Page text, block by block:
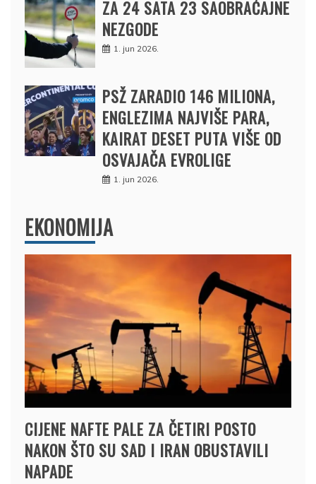
ZA 24 SATA 23 SAOBRAĆAJNE
NEZGODE
1. jun 2026.
PSŽ ZARADIO 146 MILIONA,
ENGLEZIMA NAJVIŠE PARA,
KAIRAT DESET PUTA VIŠE OD
OSVAJAČA EVROLIGE
1. jun 2026.
EKONOMIJA
CIJENE NAFTE PALE ZA ČETIRI POSTO
NAKON ŠTO SU SAD I IRAN OBUSTAVILI
NAPADE